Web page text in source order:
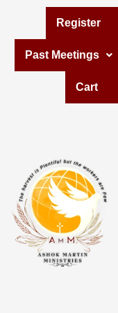
content
Register
Past Meetings
Cart